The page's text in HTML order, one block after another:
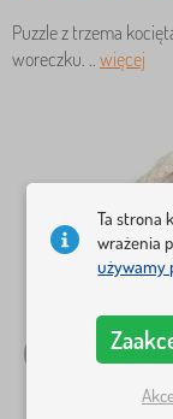
Puzzle z trzema
woreczku. .. więcej
Ta strona
wrażenia
używamy